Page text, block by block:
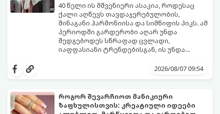
40 წელი ის მშვენიერი ასაკია, როდესაც
ქალი აღწევს თავდაჯერებულობის,
შინაგანი ჰარმონიისა და სიმწიფის პიკს. ამ
პერიოდში გარდერობი აღარ უნდა
შედგებოდეს სწრაფად ცვლადი,
იაფფასიანი ტრენდებისგან, ის უნდა
რომელიც მილიონერებსა და
წელს გადაცილებული თითოეული
ქალბატონის გარდერობში უნდა იყოს:
2026/08/07 09:54
როგორ შევარჩიოთ მანიკიური
ზაფხულისთვის: კრეატიული იდეები